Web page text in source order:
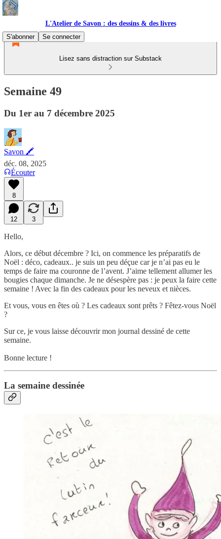
L'Atelier de Savon : des dessins & des livres
S'abonner
Se connecter
Lisez sans distraction sur Substack
Semaine 49
Du 1er au 7 décembre 2025
Savon 🖍
déc. 08, 2025
Écouter
8
12 3
Hello,
Alors, ce début décembre ? Ici, on commence les préparatifs de
Noël : déco, cadeaux.. je suis un peu déçue car je n’ai pas eu le
temps de faire ma couronne de l’avent. J’aime tellement allumer les
bougies chaque dimanche. Je ne désespère pas : je peux la faire cette
semaine ! Avec la fin des cadeaux pour les neveux et nièces.
Et vous, vous en êtes où ? Les cadeaux sont prêts ? Fêtez-vous Noël
?
Sur ce, je vous laisse découvrir mon journal dessiné de cette
semaine.
Bonne lecture !
La semaine dessinée